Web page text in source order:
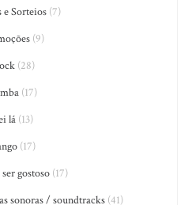
e Sorteios(7)
(9)
(28)
(17)
lá (13)
(17)
gostoso (17)
sonoras / soundtracks(41)